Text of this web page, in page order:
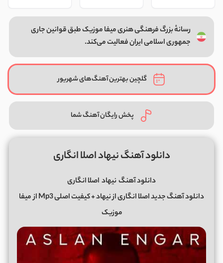
رسانهٔ بزرگ فرهنگی هنری میفا موزیک طبق قوانین جاری
جمهوری اسلامی ایران فعالیت می‌کند.
گلچین بهترین آهنگ‌های شهریور
پخش رایگان آهنگ شما
دانلود آهنگ نیهاد اصلا انگاری
دانلود آهنگنیهاد اصلا انگاری
دانلود آهنگ جدید اصلا انگاری از نیهاد + کیفیت اصلی Mp3 از
میفا
موزیک